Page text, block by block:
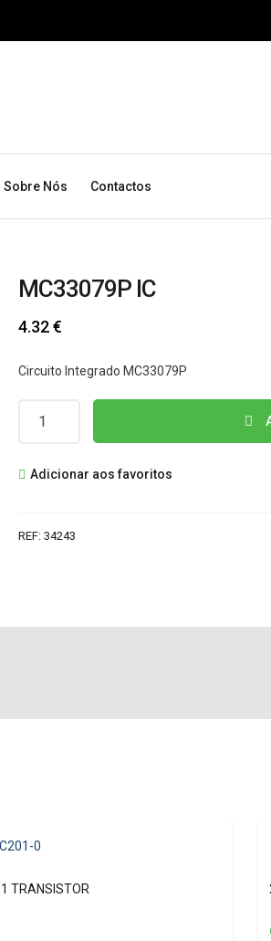
Sobre Nós Contactos
MC33079P IC
4.32€
Circuito Integrado MC33079P
ICAdicionar aos favoritos
REF: 34243
TRANSISTOR